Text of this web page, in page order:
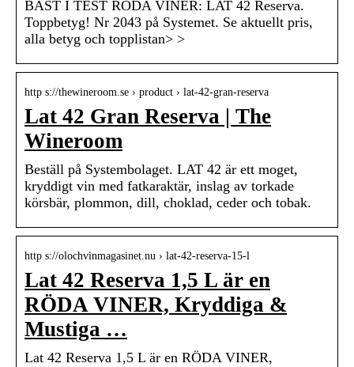
BÄST I TEST RÖDA VINER: LAT 42 Reserva.
Toppbetyg! Nr 2043 på Systemet. Se aktuellt pris,
alla betyg och topplistan> >
http s://thewineroom.se › product › lat-42-gran-reserva
Lat 42 Gran Reserva | The
Wineroom
Beställ på Systembolaget. LAT 42 är ett moget,
kryddigt vin med fatkaraktär, inslag av torkade
körsbär, plommon, dill, choklad, ceder och tobak.
http s://olochvinmagasinet.nu › lat-42-reserva-15-l
Lat 42 Reserva 1,5 L är en
RÖDA VINER, Kryddiga &
Mustiga …
Lat 42 Reserva 1,5 L är en RÖDA VINER,